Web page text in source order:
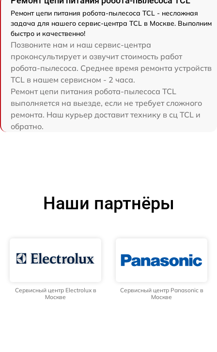
Ремонт цепи питания робота-пылесоса TCL - несложная
задача для нашего сервис-центра TCL в Москве. Выполним
быстро и качественно!
Позвоните нам и наш сервис-центра
проконсультирует и озвучит стоимость работ
робота-пылесоса. Среднее время ремонта устройств
TCL в нашем сервисном - 2 часа.
Ремонт цепи питания робота-пылесоса TCL
выполняется на выезде, если не требует сложного
ремонта. Наш курьер доставит технику в сц TCL и
обратно.
Наши партнёры
Сервисный центр Electrolux в
Москве
Сервисный центр Panasonic в
Москве